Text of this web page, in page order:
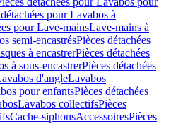
pour Lavabos à
pour Lave-mainsLave-mains à
semi-encastrésPièces détachées
à encastrerPièces détachées
à sous-encastrerPièces détachées
d'angleLavabos
pour enfantsPièces détachées
Lavabos collectifsPièces
Cache-siphonsAccessoiresPièces